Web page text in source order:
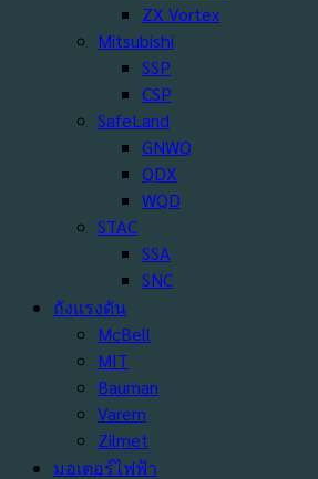
ZX Vortex
Mitsubishi
SSP
CSP
SafeLand
GNWQ
QDX
WQD
STAC
SSA
SNC
ถังแรงดัน
McBell
MIT
Bauman
Varem
Zilmet
มอเตอร์ไฟฟ้า